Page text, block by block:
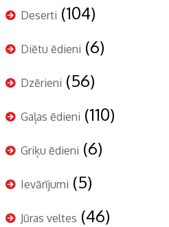
Deserti (104)
Diētu ēdieni (6)
Dzērieni (56)
Gaļas ēdieni (110)
Griķu ēdieni (6)
Ievārījumi (5)
Jūras veltes (46)